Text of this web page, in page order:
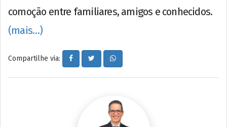
comoção entre familiares, amigos e conhecidos.
(mais…)
Compartilhe via: